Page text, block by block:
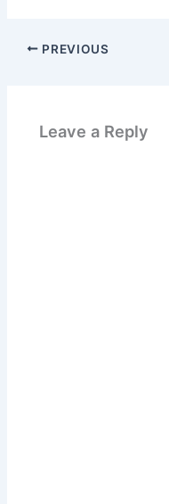
PREVIOUS
Leave a Reply